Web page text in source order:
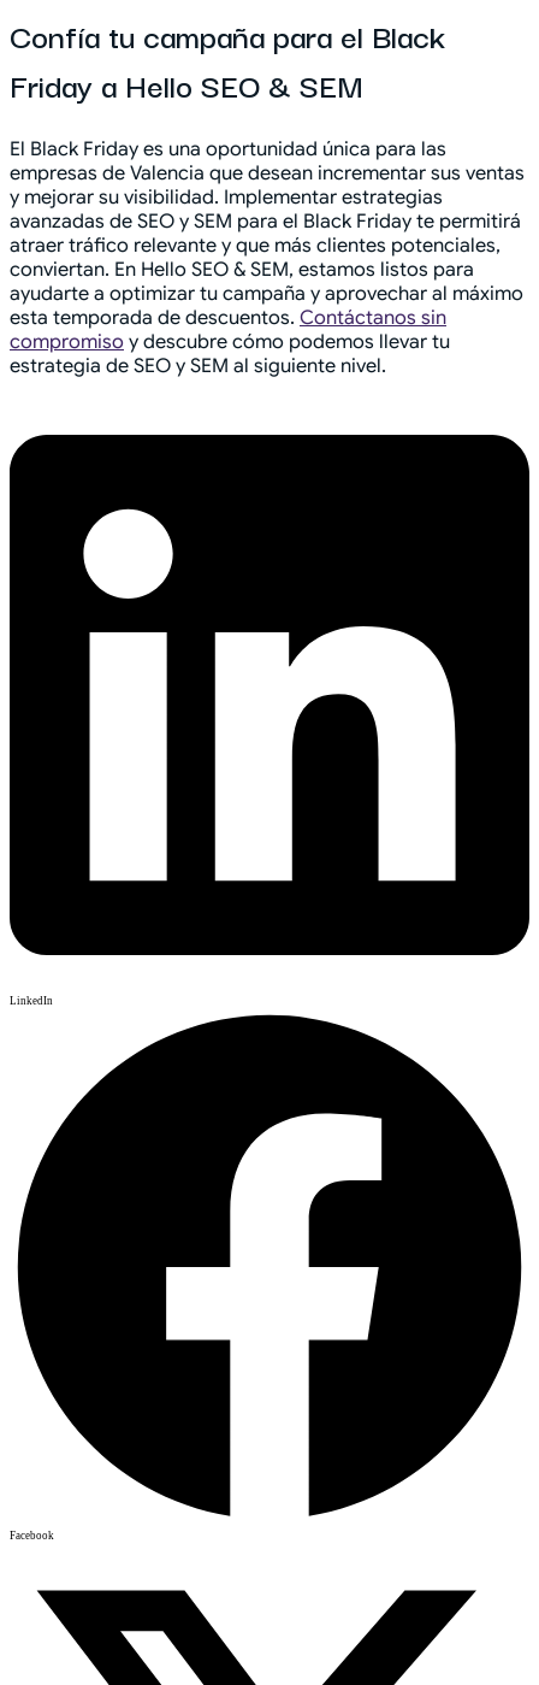
Confía tu campaña para el Black
Friday a Hello SEO & SEM
El Black Friday es una oportunidad única para las
empresas de Valencia que desean incrementar sus ventas
y mejorar su visibilidad. Implementar estrategias
avanzadas de SEO y SEM para el Black Friday te permitirá
atraer tráfico relevante y que más clientes potenciales,
conviertan. En Hello SEO & SEM, estamos listos para
ayudarte a optimizar tu campaña y aprovechar al máximo
esta temporada de descuentos. Contáctanos sin
compromiso y descubre cómo podemos llevar tu
estrategia de SEO y SEM al siguiente nivel.
LinkedIn
Facebook